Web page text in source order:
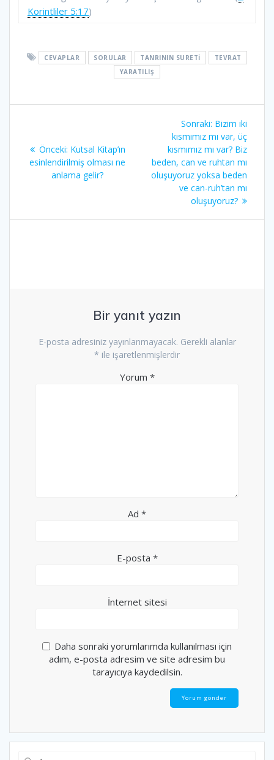
Korintliler 5:17)
CEVAPLAR SORULAR TANRININ SURETI
TEVRAT
YARATILIŞ
gezinmesi
Önceki: Önceki
yazı:
Kutsal Kitap’ın
esinlendirilmiş olması ne
anlama gelir?
Sonraki: Sonraki
yazı:
Bizim iki
kısmımız mı var, üç
kısmımız mı var? Biz
beden, can ve ruhtan mı
oluşuyoruz yoksa beden
ve can-ruh’tan mı
oluşuyoruz?
Bir yanıt yazın
E-posta adresiniz yayınlanmayacak. Gerekli alanlar
* ile işaretlenmişlerdir
Yorum *
Ad *
E-posta *
İnternet sitesi
Daha sonraki yorumlarımda kullanılması için
adım, e-posta adresim ve site adresim bu
tarayıcıya kaydedilsin.